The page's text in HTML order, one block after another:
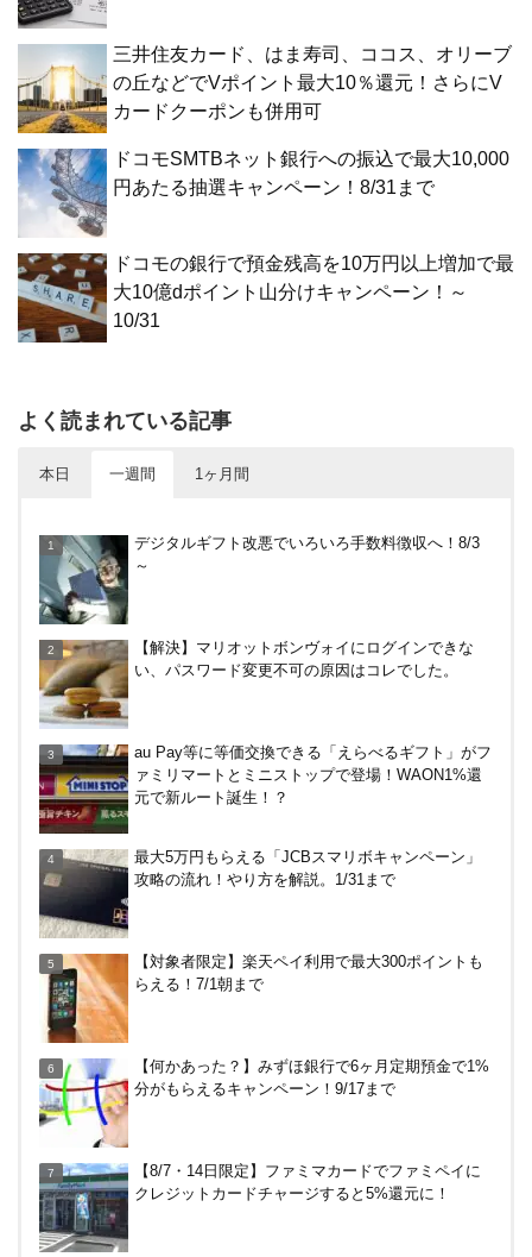
三井住友カード、はま寿司、ココス、オリーブ
の丘などでVポイント最大10％還元！さらにV
カードクーポンも併用可
ドコモSMTBネット銀行への振込で最大10,000
円あたる抽選キャンペーン！8/31まで
ドコモの銀行で預金残高を10万円以上増加で最
大10億dポイント山分けキャンペーン！～
10/31
よく読まれている記事
本日 一週間 1ヶ月間
らえる！7/1朝まで
分がもらえるキャンペーン！9/17まで
日特典を駆使して節約しよう
札内と改札外の違いなど
後の対応、仕上がり時間などまとめ
どこ？雨でもやる？料金は？
で。10/30まで
デジタルギフト改悪でいろいろ手数料徴収へ！8/3
～
【解決】マリオットボンヴォイにログインできな
い、パスワード変更不可の原因はコレでした。
au Pay等に等価交換できる「えらべるギフト」がフ
ァミリマートとミニストップで登場！WAON1%還
元で新ルート誕生！？
最大5万円もらえる「JCBスマリボキャンペーン」
攻略の流れ！やり方を解説。1/31まで
【対象者限定】楽天ペイ利用で最大300ポイントも
らえる！7/1朝まで
【何かあった？】みずほ銀行で6ヶ月定期預金で1%
分がもらえるキャンペーン！9/17まで
【8/7・14日限定】ファミマカードでファミペイに
クレジットカードチャージすると5%還元に！